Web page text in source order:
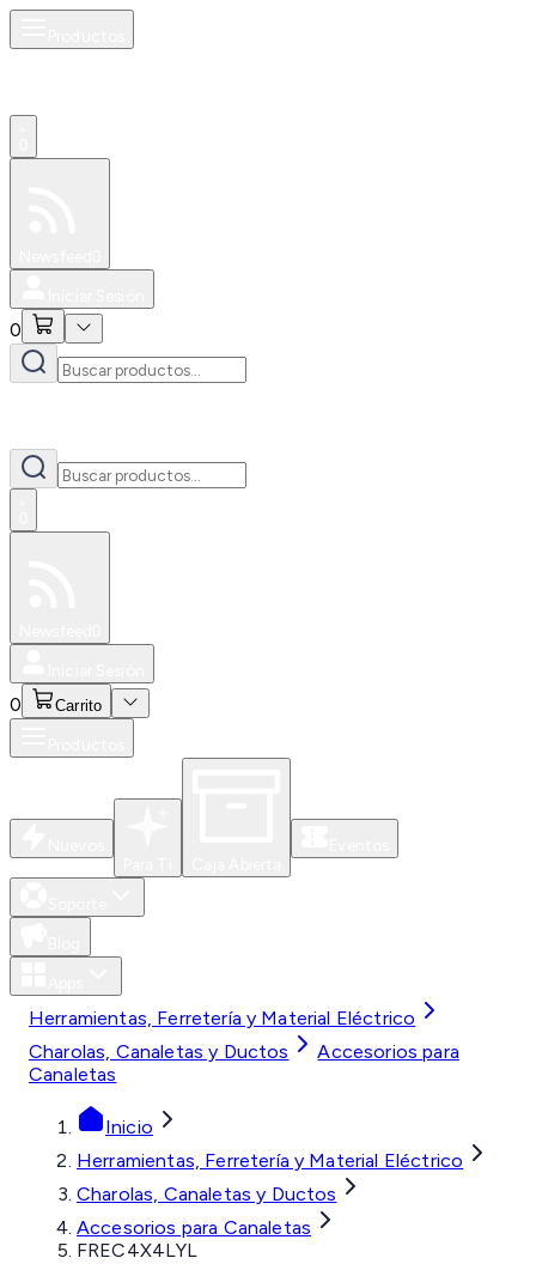
0
0 Carrito
Herramientas, Ferretería y Material Eléctrico
Charolas, Canaletas y Ductos
Accesorios para
Canaletas
Inicio
Herramientas, Ferretería y Material Eléctrico
Charolas, Canaletas y Ductos
Accesorios para Canaletas
FREC4X4LYL